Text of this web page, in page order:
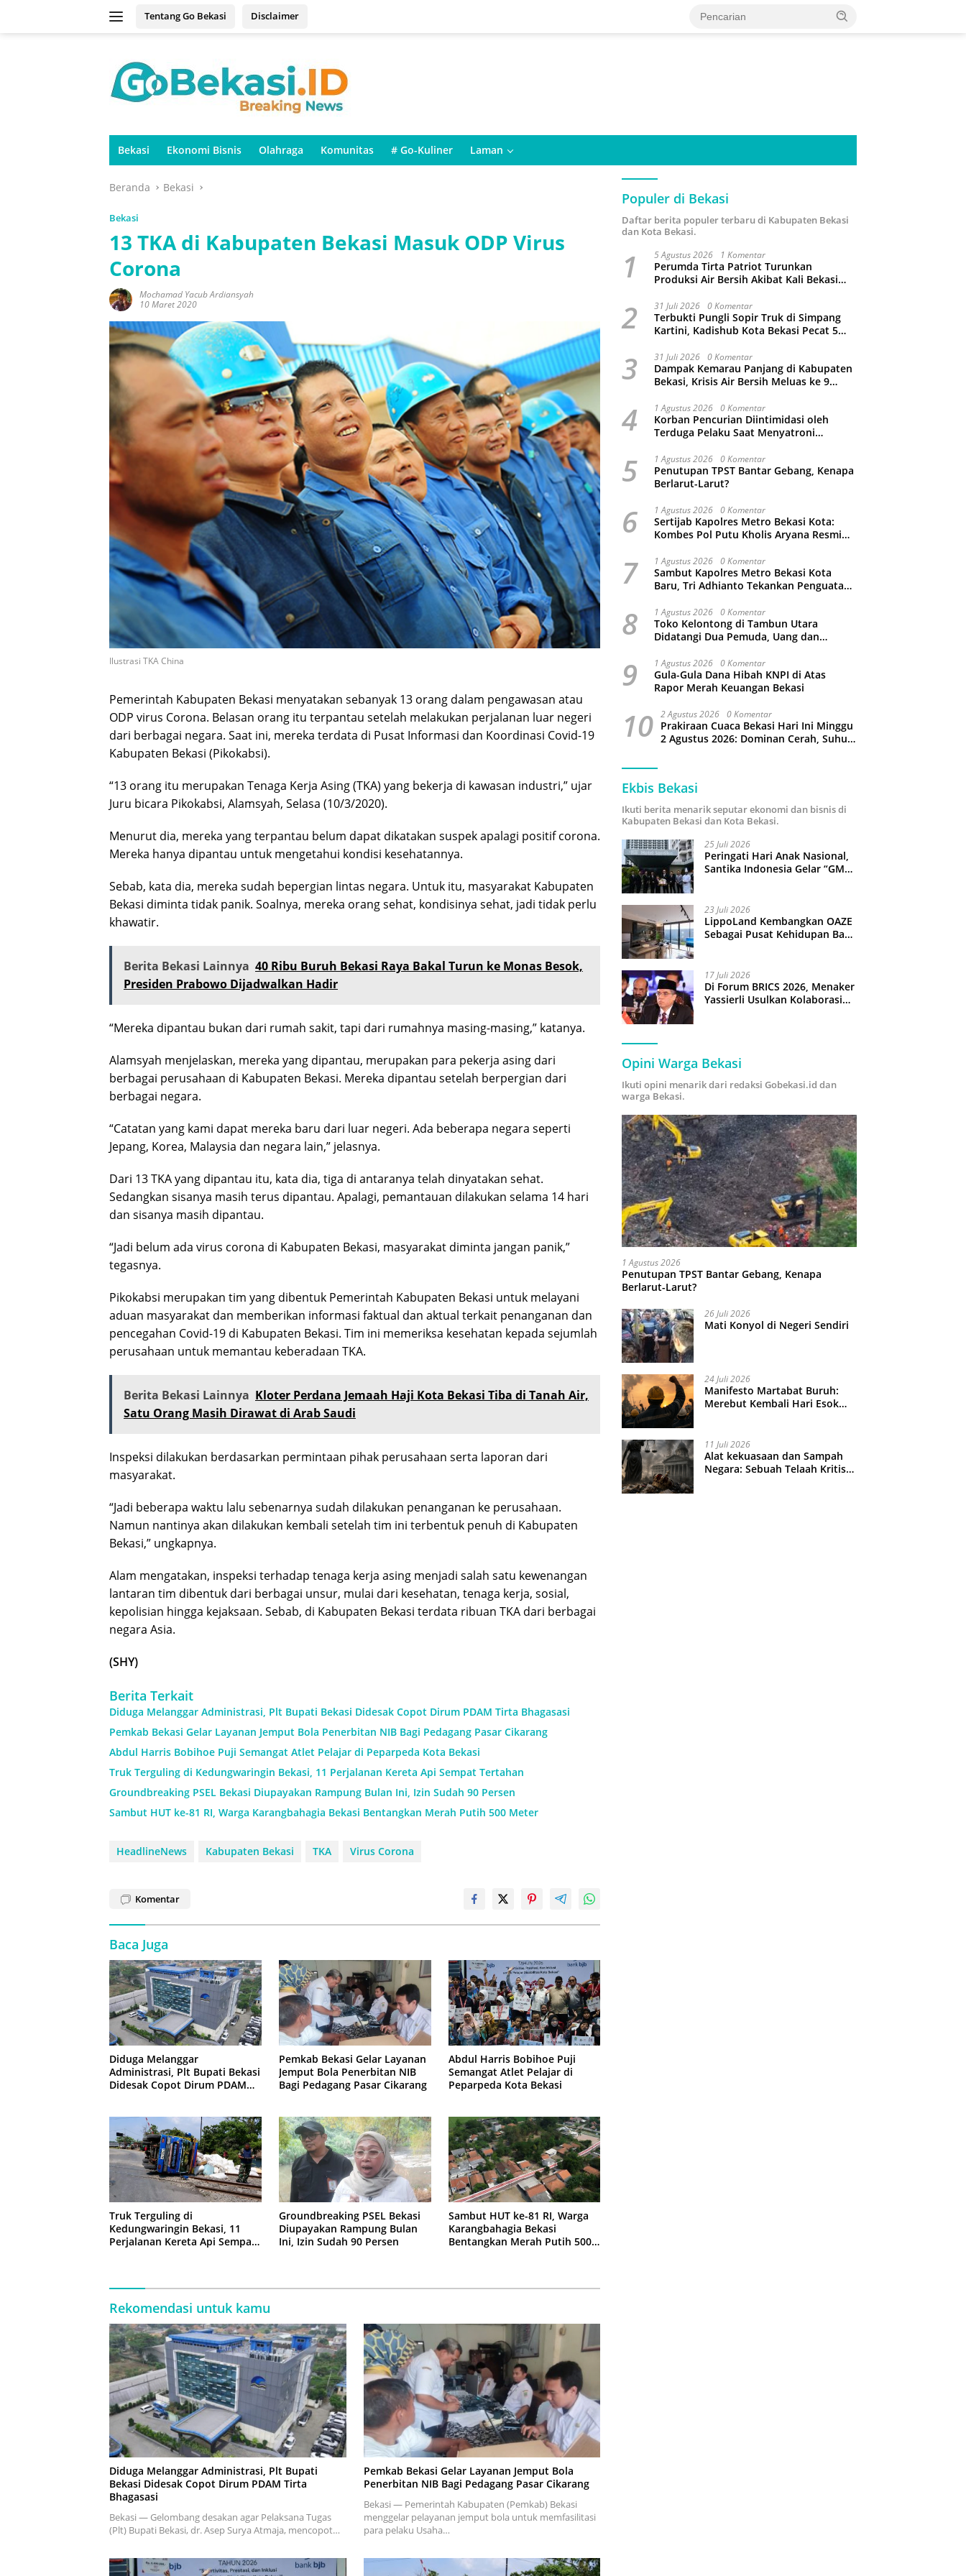
Tentang Go Bekasi Disclaimer
Bekasi Ekonomi Bisnis Olahraga Komunitas # Go-Kuliner Laman
Beranda Bekasi
Bekasi
13 TKA di Kabupaten Bekasi Masuk ODP Virus
Corona
Mochamad Yacub Ardiansyah
10 Maret 2020
Ilustrasi TKA China
Pemerintah Kabupaten Bekasi menyatakan sebanyak 13 orang dalam pengawasan atau
ODP virus Corona. Belasan orang itu terpantau setelah melakukan perjalanan luar negeri
dari berbagai negara. Saat ini, mereka terdata di Pusat Informasi dan Koordinasi Covid-19
Kabupaten Bekasi (Pikokabsi).
“13 orang itu merupakan Tenaga Kerja Asing (TKA) yang bekerja di kawasan industri,” ujar
Juru bicara Pikokabsi, Alamsyah, Selasa (10/3/2020).
Menurut dia, mereka yang terpantau belum dapat dikatakan suspek apalagi positif corona.
Mereka hanya dipantau untuk mengetahui kondisi kesehatannya.
Sebab, kata dia, mereka sudah bepergian lintas negara. Untuk itu, masyarakat Kabupaten
Bekasi diminta tidak panik. Soalnya, mereka orang sehat, kondisinya sehat, jadi tidak perlu
khawatir.
Berita Bekasi Lainnya 40 Ribu Buruh Bekasi Raya Bakal Turun ke Monas Besok,
Presiden Prabowo Dijadwalkan Hadir
“Mereka dipantau bukan dari rumah sakit, tapi dari rumahnya masing-masing,” katanya.
Alamsyah menjelaskan, mereka yang dipantau, merupakan para pekerja asing dari
berbagai perusahaan di Kabupaten Bekasi. Mereka dipantau setelah berpergian dari
berbagai negara.
“Catatan yang kami dapat mereka baru dari luar negeri. Ada beberapa negara seperti
Jepang, Korea, Malaysia dan negara lain,” jelasnya.
Dari 13 TKA yang dipantau itu, kata dia, tiga di antaranya telah dinyatakan sehat.
Sedangkan sisanya masih terus dipantau. Apalagi, pemantauan dilakukan selama 14 hari
dan sisanya masih dipantau.
“Jadi belum ada virus corona di Kabupaten Bekasi, masyarakat diminta jangan panik,”
tegasnya.
Pikokabsi merupakan tim yang dibentuk Pemerintah Kabupaten Bekasi untuk melayani
aduan masyarakat dan memberikan informasi faktual dan aktual terkait penanganan dan
pencegahan Covid-19 di Kabupaten Bekasi. Tim ini memeriksa kesehatan kepada sejumlah
perusahaan untuk memantau keberadaan TKA.
Berita Bekasi Lainnya Kloter Perdana Jemaah Haji Kota Bekasi Tiba di Tanah Air,
Satu Orang Masih Dirawat di Arab Saudi
Inspeksi dilakukan berdasarkan permintaan pihak perusahaan serta laporan dari
masyarakat.
“Jadi beberapa waktu lalu sebenarnya sudah dilakukan penanganan ke perusahaan.
Namun nantinya akan dilakukan kembali setelah tim ini terbentuk penuh di Kabupaten
Bekasi,” ungkapnya.
Alam mengatakan, inspeksi terhadap tenaga kerja asing menjadi salah satu kewenangan
lantaran tim dibentuk dari berbagai unsur, mulai dari kesehatan, tenaga kerja, sosial,
kepolisian hingga kejaksaan. Sebab, di Kabupaten Bekasi terdata ribuan TKA dari berbagai
negara Asia.
(SHY)
Berita Terkait
Diduga Melanggar Administrasi, Plt Bupati Bekasi Didesak Copot Dirum PDAM Tirta Bhagasasi
Pemkab Bekasi Gelar Layanan Jemput Bola Penerbitan NIB Bagi Pedagang Pasar Cikarang
Abdul Harris Bobihoe Puji Semangat Atlet Pelajar di Peparpeda Kota Bekasi
Truk Terguling di Kedungwaringin Bekasi, 11 Perjalanan Kereta Api Sempat Tertahan
Groundbreaking PSEL Bekasi Diupayakan Rampung Bulan Ini, Izin Sudah 90 Persen
Sambut HUT ke-81 RI, Warga Karangbahagia Bekasi Bentangkan Merah Putih 500 Meter
HeadlineNews Kabupaten Bekasi TKA Virus Corona
Komentar
Baca Juga
Diduga Melanggar
Administrasi, Plt Bupati Bekasi
Didesak Copot Dirum PDAM
Pemkab Bekasi Gelar Layanan
Jemput Bola Penerbitan NIB
Bagi Pedagang Pasar Cikarang
Abdul Harris Bobihoe Puji
Semangat Atlet Pelajar di
Peparpeda Kota Bekasi
Truk Terguling di
Kedungwaringin Bekasi, 11
Perjalanan Kereta Api Sempat
Groundbreaking PSEL Bekasi
Diupayakan Rampung Bulan
Ini, Izin Sudah 90 Persen
Sambut HUT ke-81 RI, Warga
Karangbahagia Bekasi
Bentangkan Merah Putih 500
Rekomendasi untuk kamu
Diduga Melanggar Administrasi, Plt Bupati
Bekasi Didesak Copot Dirum PDAM Tirta
Bhagasasi
Bekasi — Gelombang desakan agar Pelaksana Tugas
(Plt) Bupati Bekasi, dr. Asep Surya Atmaja, mencopot…
Pemkab Bekasi Gelar Layanan Jemput Bola
Penerbitan NIB Bagi Pedagang Pasar Cikarang
Bekasi — Pemerintah Kabupaten (Pemkab) Bekasi
menggelar pelayanan jemput bola untuk memfasilitasi
para pelaku Usaha…
Populer di Bekasi
Daftar berita populer terbaru di Kabupaten Bekasi
dan Kota Bekasi.
1 5 Agustus 2026 1 Komentar
Perumda Tirta Patriot Turunkan
Produksi Air Bersih Akibat Kali Bekasi
2 31 Juli 2026 0 Komentar
Terbukti Pungli Sopir Truk di Simpang
Kartini, Kadishub Kota Bekasi Pecat 5
3 31 Juli 2026 0 Komentar
Dampak Kemarau Panjang di Kabupaten
Bekasi, Krisis Air Bersih Meluas ke 9
4 1 Agustus 2026 0 Komentar
Korban Pencurian Diintimidasi oleh
Terduga Pelaku Saat Menyatroni
Malah Ikut-Ikutan!
5 1 Agustus 2026 0 Komentar
Penutupan TPST Bantar Gebang, Kenapa
Berlarut-Larut?
6 1 Agustus 2026 0 Komentar
Sertijab Kapolres Metro Bekasi Kota:
Kombes Pol Putu Kholis Aryana Resmi
Bintoro
7 1 Agustus 2026 0 Komentar
Sambut Kapolres Metro Bekasi Kota
Baru, Tri Adhianto Tekankan Penguatan
8 1 Agustus 2026 0 Komentar
Toko Kelontong di Tambun Utara
Didatangi Dua Pemuda, Uang dan
9 1 Agustus 2026 0 Komentar
Gula-Gula Dana Hibah KNPI di Atas
Rapor Merah Keuangan Bekasi
10 2 Agustus 2026 0 Komentar
Prakiraan Cuaca Bekasi Hari Ini Minggu
2 Agustus 2026: Dominan Cerah, Suhu
Ekbis Bekasi
Ikuti berita menarik seputar ekonomi dan bisnis di
Kabupaten Bekasi dan Kota Bekasi.
25 Juli 2026
Peringati Hari Anak Nasional,
Santika Indonesia Gelar “GM
23 Juli 2026
LippoLand Kembangkan OAZE
Sebagai Pusat Kehidupan Baru
17 Juli 2026
Di Forum BRICS 2026, Menaker
Yassierli Usulkan Kolaborasi
Opini Warga Bekasi
Ikuti opini menarik dari redaksi Gobekasi.id dan
warga Bekasi.
1 Agustus 2026
Penutupan TPST Bantar Gebang, Kenapa
Berlarut-Larut?
26 Juli 2026
Mati Konyol di Negeri Sendiri
24 Juli 2026
Manifesto Martabat Buruh:
Merebut Kembali Hari Esok
11 Juli 2026
Alat kekuasaan dan Sampah
Negara: Sebuah Telaah Kritis